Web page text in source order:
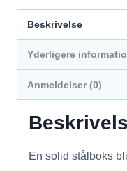
Beskrivelse
Yderligere
Anmeldelser (0)
En solid stålboks